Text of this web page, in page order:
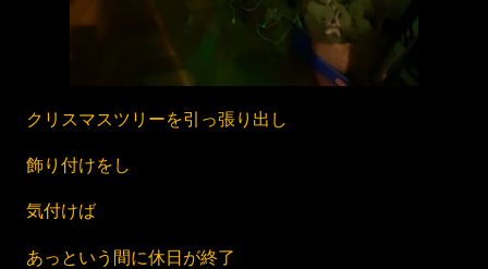
クリスマスツリーを引っ張り出し
飾り付けをし
気付けば
あっという間に休日が終了